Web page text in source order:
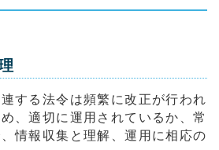
する法令は頻繁に改正が行われ
、適切に運用されているか、常
情報収集と理解、運用に相応の